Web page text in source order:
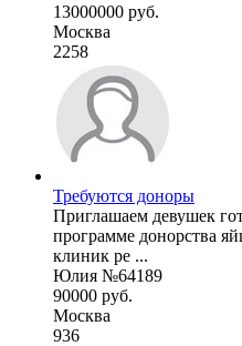
13000000 руб.
Москва
2258
Требуются доноры
Приглашаем девушек
программе донорства
клиник ре ...
Юлия №64189
90000 руб.
Москва
936